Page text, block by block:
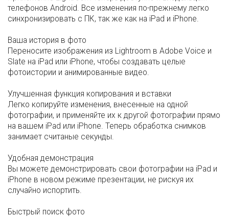
телефонов Android. Все изменения по-прежнему легко
синхронизировать с ПК, так же как на iPad и iPhone.
Ваша история в фото
Переносите изображения из Lightroom в Adobe Voice и
Slate на iPad или iPhone, чтобы создавать целые
фотоистории и анимированные видео.
Улучшенная функция копирования и вставки
Легко копируйте изменения, внесенные на одной
фотографии, и применяйте их к другой фотографии прямо
на вашем iPad или iPhone. Теперь обработка снимков
занимает считаные секунды.
Удобная демонстрация
Вы можете демонстрировать свои фотографии на iPad и
iPhone в новом режиме презентации, не рискуя их
случайно испортить.
Быстрый поиск фото